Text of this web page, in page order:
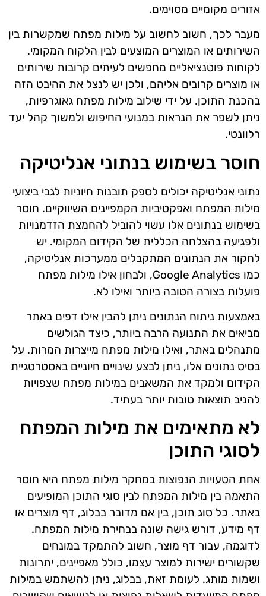
אזורים מקומיים מסוימים.
מעבר לכך, חשוב לחשוב על מילות מפתח שמקשרות בין
השירותים או המוצרים המוצעים לבין הלקוח המקומי.
לקוחות פוטנציאליים מחפשים לעיתים קרובות שירותים
או מוצרים קרובים אליהם, ולכן יש לנצל את ההיבט הזה
בהכנת התוכן. על ידי שילוב מילות מפתח גאוגרפיות,
ניתן לשפר את הנראות במנועי החיפוש ולמשוך קהל יעד
רלוונטי.
חוסר בשימוש בנתוני אנליטיקה
נתוני אנליטיקה יכולים לספק תובנות חיוניות לגבי ביצועי
מילות המפתח ואפקטיביות הקמפיינים השיווקיים. חוסר
בשימוש בנתונים אלו עשוי להוביל להחמצת הזדמנויות
ולפגיעה בהצלחה הכללית של הקידום המקומי. יש
לחקור את הנתונים המתקבלים ממערכות אנליטיקה,
כמו Google Analytics, ולבחון אילו מילות מפתח
פועלות בצורה הטובה ביותר ואילו לא.
באמצעות ניתוח הנתונים ניתן להבין אילו דפים באתר
מביאים את התנועה הרבה ביותר, כיצד הגולשים
מתנהלים באתר, ואילו מילות מפתח מייצרות המרות. על
בסיס נתונים אלו, ניתן לבצע שינויים חיוניים באסטרטגיית
הקידום ולמקד את המשאבים במילות מפתח שצפויות
להניב תוצאות טובות יותר בעתיד.
לא מתאימים את מילות המפתח
לסוגי התוכן
אחת הטעויות הנפוצות במחקר מילות מפתח היא חוסר
התאמה בין מילות המפתח לבין סוגי התוכן המופיעים
באתר. כל סוג תוכן, בין אם מדובר בבלוג, דף מוצרים או
דף מידע, דורש גישה שונה בבחירת מילות המפתח.
לדוגמה, עבור דף מוצר, חשוב להתמקד במונחים
שקשורים ישירות למוצר עצמו, כולל מאפיינים, יתרונות
ושמות מותג. לעומת זאת, בבלוג, ניתן להשתמש במילות